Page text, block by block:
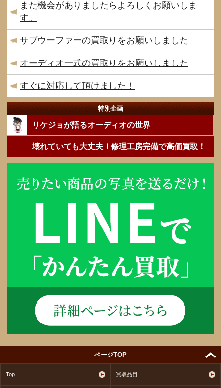
また機会がありましたらよろしくお願いしま
す。
サブウーファーの買取りをお願いしました
オーディオ一式の買取りをお願いしました
すぐに対応して頂けました！
特別企画
リケジョが語るオーディオの世界
壊れていても大丈夫！修理工房完備で高価買取！
ページTOP
Top 買取品目